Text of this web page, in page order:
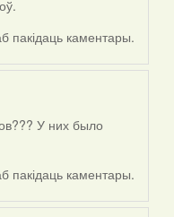
пакідаць каментары.
У них было
пакідаць каментары.